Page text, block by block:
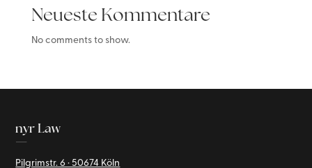
Neueste Kommentare
No comments to show.
nyr Law
—
Pilgrimstr. 6 · 50674 Köln